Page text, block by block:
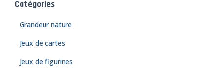
Catégories
Grandeur nature
Jeux de cartes
Jeux de figurines